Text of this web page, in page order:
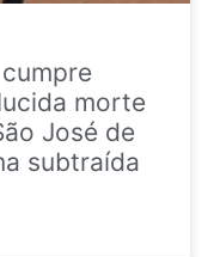
morte
José de
subtraída